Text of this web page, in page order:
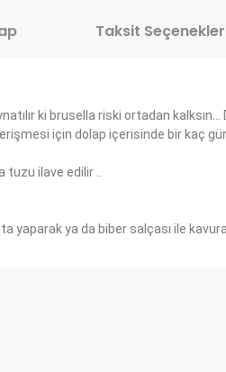
Taksit
ki brusella riski ortadan
için dolap içerisinde bir kaç
ilave edilir ..
yaparak ya da biber salçası ile